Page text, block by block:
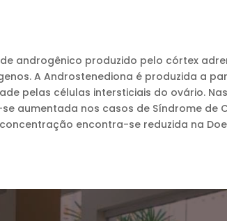
androgênico produzido pelo córtex
A Androstenediona é produzida a
pelas células intersticiais do ovário.
aumentada nos casos de Síndrome de
encontra-se reduzida na